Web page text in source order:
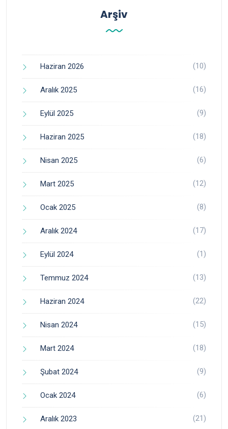
Arşiv
Haziran 2026 (10)
Aralık 2025 (16)
Eylül 2025 (9)
Haziran 2025 (18)
Nisan 2025 (6)
Mart 2025 (12)
Ocak 2025 (8)
Aralık 2024 (17)
Eylül 2024 (1)
Temmuz 2024 (13)
Haziran 2024 (22)
Nisan 2024 (15)
Mart 2024 (18)
Şubat 2024 (9)
Ocak 2024 (6)
Aralık 2023 (21)